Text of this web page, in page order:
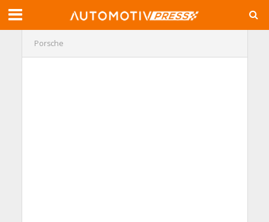
Porsche